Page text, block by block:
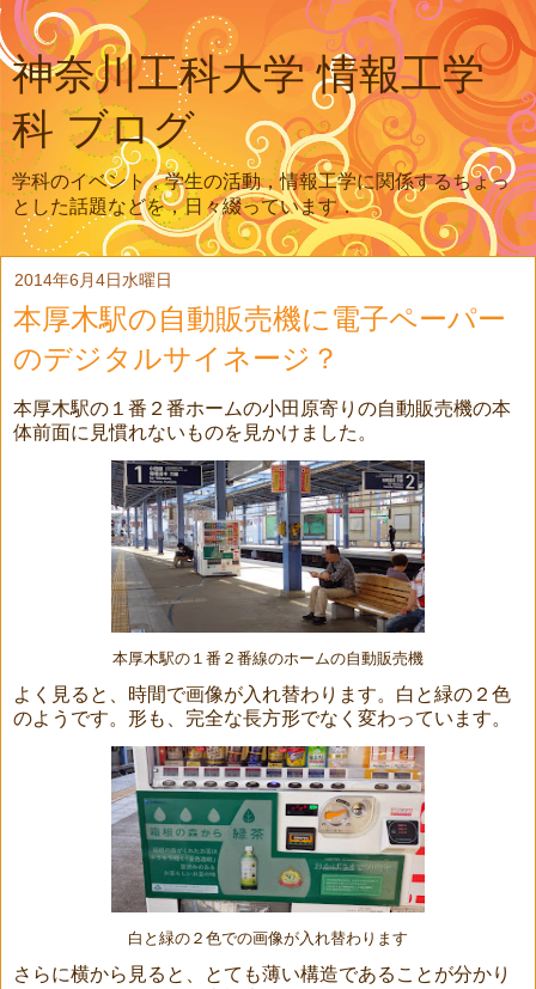
神奈川工科大学 情報工学
科 ブログ
学科のイベント，学生の活動，情報工学に関係するちょっ
とした話題などを，日々綴っています．
2014年6月4日水曜日
本厚木駅の自動販売機に電子ペーパー
のデジタルサイネージ？
本厚木駅の１番２番ホームの小田原寄りの自動販売機の本
体前面に見慣れないものを見かけました。
本厚木駅の１番２番線のホームの自動販売機
よく見ると、時間で画像が入れ替わります。白と緑の２色
のようです。形も、完全な長方形でなく変わっています。
白と緑の２色での画像が入れ替わります
さらに横から見ると、とても薄い構造であることが分かり